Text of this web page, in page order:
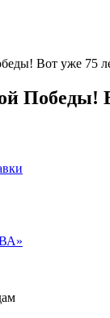
Вот уже 75
Победы!